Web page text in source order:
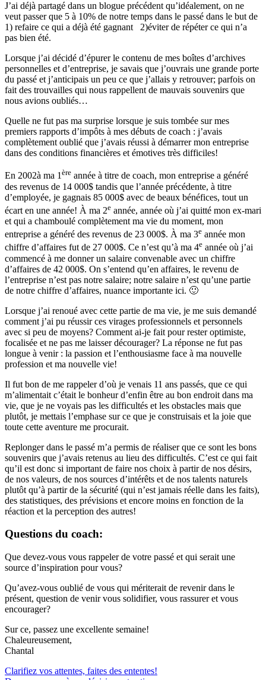
J’ai déjà partagé dans un blogue précédent qu’idéalement, on ne
veut passer que 5 à 10% de notre temps dans le passé dans le but de
1) refaire ce qui a déjà été gagnant 2)éviter de répéter ce qui n’a
pas bien été.
Lorsque j’ai décidé d’épurer le contenu de mes boîtes d’archives
personnelles et d’entreprise, je savais que j’ouvrais une grande porte
du passé et j’anticipais un peu ce que j’allais y retrouver; parfois on
fait des trouvailles qui nous rappellent de mauvais souvenirs que
nous avions oubliés…
Quelle ne fut pas ma surprise lorsque je suis tombée sur mes
premiers rapports d’impôts à mes débuts de coach : j’avais
complètement oublié que j’avais réussi à démarrer mon entreprise
dans des conditions financières et émotives très difficiles!
En 2002à ma 1ère année à titre de coach, mon entreprise a généré
des revenus de 14 000$ tandis que l’année précédente, à titre
d’employée, je gagnais 85 000$ avec de beaux bénéfices, tout un
écart en une année! À ma 2e année, année où j’ai quitté mon ex-mari
et qui a chamboulé complètement ma vie du moment, mon
entreprise a généré des revenus de 23 000$. À ma 3e année mon
chiffre d’affaires fut de 27 000$. Ce n’est qu’à ma 4e année où j’ai
commencé à me donner un salaire convenable avec un chiffre
d’affaires de 42 000$. On s’entend qu’en affaires, le revenu de
l’entreprise n’est pas notre salaire; notre salaire n’est qu’une partie
de notre chiffre d’affaires, nuance importante ici. 🙂
Lorsque j’ai renoué avec cette partie de ma vie, je me suis demandé
comment j’ai pu réussir ces virages professionnels et personnels
avec si peu de moyens? Comment ai-je fait pour rester optimiste,
focalisée et ne pas me laisser décourager? La réponse ne fut pas
longue à venir : la passion et l’enthousiasme face à ma nouvelle
profession et ma nouvelle vie!
Il fut bon de me rappeler d’où je venais 11 ans passés, que ce qui
m’alimentait c’était le bonheur d’enfin être au bon endroit dans ma
vie, que je ne voyais pas les difficultés et les obstacles mais que
plutôt, je mettais l’emphase sur ce que je construisais et la joie que
toute cette aventure me procurait.
Replonger dans le passé m’a permis de réaliser que ce sont les bons
souvenirs que j’avais retenus au lieu des difficultés. C’est ce qui fait
qu’il est donc si important de faire nos choix à partir de nos désirs,
de nos valeurs, de nos sources d’intérêts et de nos talents naturels
plutôt qu’à partir de la sécurité (qui n’est jamais réelle dans les faits),
des statistiques, des prévisions et encore moins en fonction de la
réaction et la perception des autres!
Questions du coach:
Que devez-vous vous rappeler de votre passé et qui serait une
source d’inspiration pour vous?
Qu’avez-vous oublié de vous qui mériterait de revenir dans le
présent, question de venir vous solidifier, vous rassurer et vous
encourager?
Sur ce, passez une excellente semaine!
Chaleureusement,
Chantal
Navigation
Clarifiez vos attentes, faites des ententes!